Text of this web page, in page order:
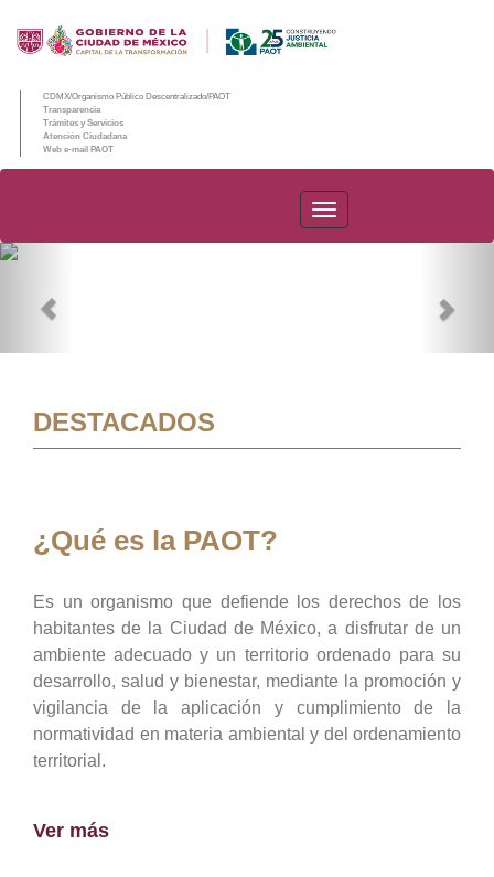
CDMX/Organismo Público Descentralizado/PAOT
Transparencia
Trámites y Servicios
Atención Ciudadana
Web e-mail PAOT
PAOT
DESTACADOS
¿Qué es la PAOT?
Es un organismo que defiende los derechos de los
habitantes de la Ciudad de México, a disfrutar de un
ambiente adecuado y un territorio ordenado para su
desarrollo, salud y bienestar, mediante la promoción y
vigilancia de la aplicación y cumplimiento de la
normatividad en materia ambiental y del ordenamiento
territorial.
Ver más